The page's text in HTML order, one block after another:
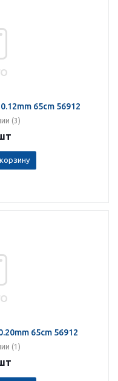
65cm 56912
(3)
65cm 56912
(1)